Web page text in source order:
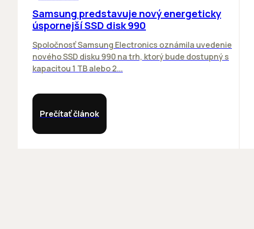
Samsung predstavuje nový energeticky
úspornejší SSD disk 990
Spoločnosť Samsung Electronics oznámila uvedenie
nového SSD disku 990 na trh, ktorý bude dostupný s
kapacitou 1 TB alebo 2...
Prečítať článok